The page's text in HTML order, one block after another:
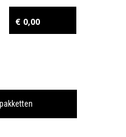
€ 0,00